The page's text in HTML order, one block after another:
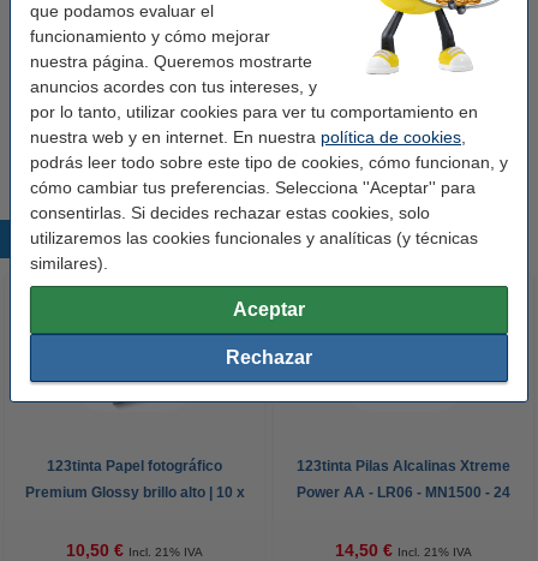
que podamos evaluar el
funcionamiento y cómo mejorar
nuestra página. Queremos mostrarte
anuncios acordes con tus intereses, y
por lo tanto, utilizar cookies para ver tu comportamiento en
nuestra web y en internet. En nuestra política de cookies
podrás leer todo sobre este tipo de cookies, cómo funcionan, y
cómo cambiar tus preferencias. Selecciona ''Aceptar'' para
consentirlas. Si decides rechazar estas cookies, solo
utilizaremos las cookies funcionales y analíticas (y técnicas
similares).
Aceptar
Rechazar
Ver características y descripción
En almacén externo
Por página 0,052 €
12,50 € Comprar
Productos destacados
123tinta Papel fotográfico
Premium Glossy brillo alto | 10 x
10,50 € Incl. 21% IVA
123tinta Pilas Alcalinas Xtreme
Power AA - LR06 - MN1500 - 24
14,50 € Incl. 21% IVA